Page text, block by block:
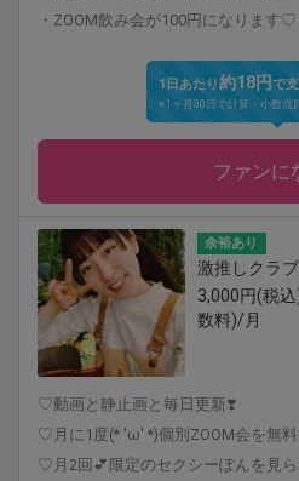
・ZOOM飲み会が100円になります♡
1日あたり約18円 で
※1ヶ月30日で計算・小数点
ファンに
余裕あり
激推しクラブ
3,000円(税
数料)/月
♡動画と静止画と毎日更新❣️
♡月に1度(* 'ω' *)個別ZOOM会を無料
♡月2回︎💕︎限定のセクシーぽんを見ら